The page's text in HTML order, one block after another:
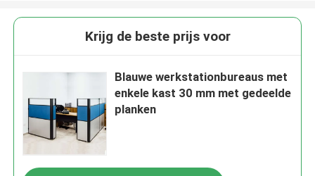
Krijg de beste prijs voor
Blauwe werkstationbureaus met
enkele kast 30 mm met gedeelde
planken